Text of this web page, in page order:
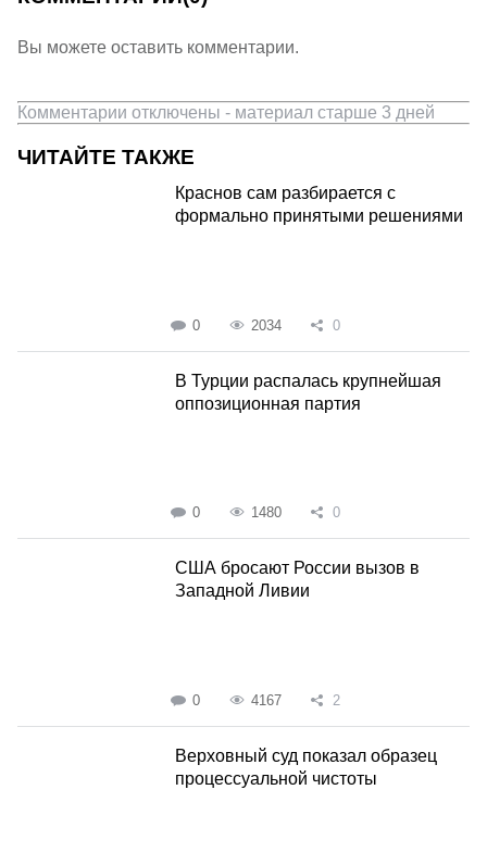
Вы можете оставить комментарии.
Комментарии отключены - материал старше 3 дней
ЧИТАЙТЕ ТАКЖЕ
Краснов сам разбирается с
формально принятыми решениями
0 2034 0
В Турции распалась крупнейшая
оппозиционная партия
0 1480 0
США бросают России вызов в
Западной Ливии
0 4167 2
Верховный суд показал образец
процессуальной чистоты